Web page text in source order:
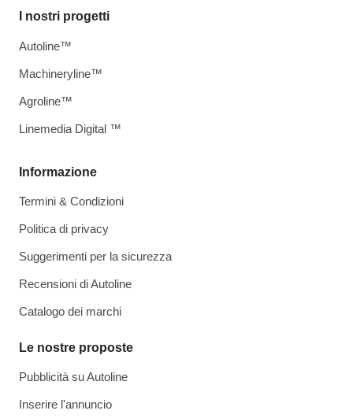
Informazione
Termini & Condizioni
Politica di privacy
Suggerimenti per la sicurezza
Recensioni di Autoline
Catalogo dei marchi
Le nostre proposte
Pubblicità su Autoline
Inserire l'annuncio
I nostri progetti
Autoline™
Machineryline™
Agroline™
Linemedia Digital ™